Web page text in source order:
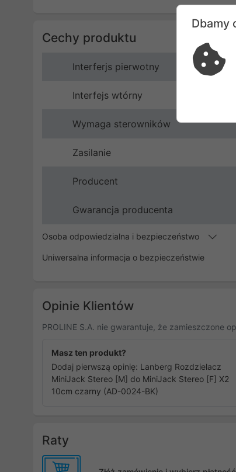
Cechy produktu
Interferjs pierwotny
Interfejs wtórny
Wymaga sterowników
Zasilanie
Producent
Gwarancja producenta
Osoba odpowiedzialna i bezpieczeństwo
Uniwersalna informacja o bezpieczeństwie
Opinie Klientów
PROLINE S.A. nie gwarantuje, że zamieszczone
Masz ten produkt?
Dodaj pierwszą opinię: Lanberg Rozdzielacz
MiniJack Stereo [M] do MiniJack Stereo [F] X2
10cm czarny (AD-0024-BK)
Raty
Dbamy